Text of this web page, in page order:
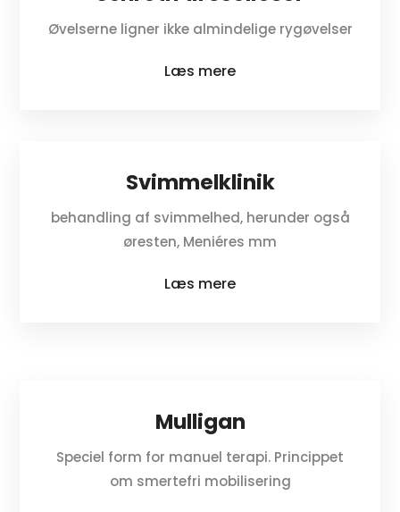
Øvelserne ligner ikke almindelige rygøvelser
Læs mere
Svimmelklinik
behandling af svimmelhed, herunder også
øresten, Meniéres mm
Læs mere
Mulligan
Speciel form for manuel terapi. Princippet
om smertefri mobilisering